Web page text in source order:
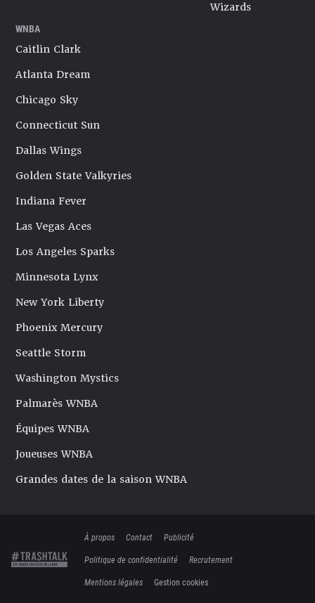
Wizards
WNBA
Caitlin Clark
Atlanta Dream
Chicago Sky
Connecticut Sun
Dallas Wings
Golden State Valkyries
Indiana Fever
Las Vegas Aces
Los Angeles Sparks
Minnesota Lynx
New York Liberty
Phoenix Mercury
Seattle Storm
Washington Mystics
Palmarès WNBA
Équipes WNBA
Joueuses WNBA
Grandes dates de la saison WNBA
À propos Contact
Publicité
Politique de confidentialité
Recrutement
Mentions légales
Gestion cookies